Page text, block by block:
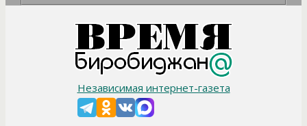
Независимая интернет-газета